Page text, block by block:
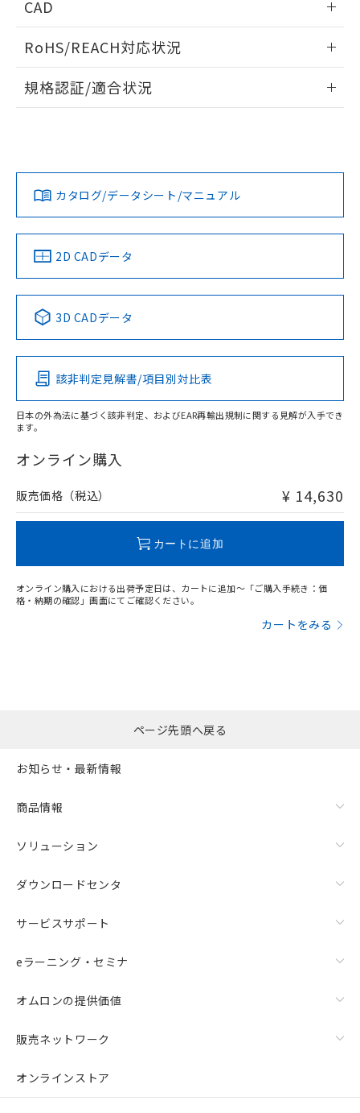
タイムチャート
A: 40mm以上、B: 30mm以上
上、n: 20mm以上
検出物体の大きさと材質による影響
検出領域
CAD
ドすることができます。
ログイン/会員登録
ダウンロードデータをご利用いただく前に、以下を必ずお読
みください。
ソフトウェアの使用条件
RoHS/REACH対応状況
EU RoHS 注意事項・凡例
対応済み
中国 RoHS 注意事項・凡例
Pb Hg Cd Cr(VI)
O
在庫等で未対応品が混在する可能性があります。
問い合わせください。
規格認証/適合状況
LR型式承認
（イギリス
船舶規格）
DNV型式承認
（ノルウェー
BV型式承認
（フランス
KR型式
（韓国
No No No No
この製品の規格認証/適合状況ページへ
その他の認証はこちらのページからご検索ください
カタログ/データシート/マニュアル
2D CADデータ
3D CADデータ
該非判定見解書/項目別対比表
日本の外為法に基づく該非判定、およびEAR再輸出規制に関する見解が入手でき
ます。
オンライン購入
販売価格（税込） ¥ 14,630
カートに追加
オンライン購入における出荷予定日は、カートに追加～「ご購入手続き：価
格・納期の確認」画面にてご確認ください。
カートをみる
ページ先頭へ戻る
お知らせ・最新情報
商品情報
ソリューション
ダウンロードセンタ
サービスサポート
eラーニング・セミナ
オムロンの提供価値
販売ネットワーク
オンラインストア